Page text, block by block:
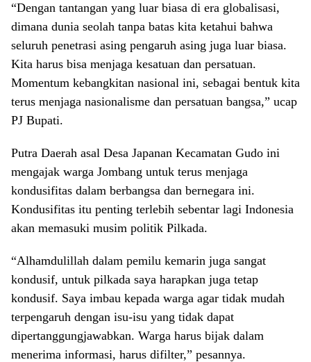
“Dengan tantangan yang luar biasa di era globalisasi,
dimana dunia seolah tanpa batas kita ketahui bahwa
seluruh penetrasi asing pengaruh asing juga luar biasa.
Kita harus bisa menjaga kesatuan dan persatuan.
Momentum kebangkitan nasional ini, sebagai bentuk kita
terus menjaga nasionalisme dan persatuan bangsa,” ucap
PJ Bupati.
Putra Daerah asal Desa Japanan Kecamatan Gudo ini
mengajak warga Jombang untuk terus menjaga
kondusifitas dalam berbangsa dan bernegara ini.
Kondusifitas itu penting terlebih sebentar lagi Indonesia
akan memasuki musim politik Pilkada.
“Alhamdulillah dalam pemilu kemarin juga sangat
kondusif, untuk pilkada saya harapkan juga tetap
kondusif. Saya imbau kepada warga agar tidak mudah
terpengaruh dengan isu-isu yang tidak dapat
dipertanggungjawabkan. Warga harus bijak dalam
menerima informasi, harus difilter,” pesannya.